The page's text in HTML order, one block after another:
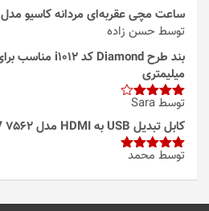
ساعت مچی عقربه‌ای مردانه کاسیو مدل GBA-800-1ADR
توسط حسن زاده
میلیمتری
امتیاز4
از 5
توسط Sara
کابل تبدیل USB به HDMI مدل 3in1 HDTV 7562
امتیاز5از
توسط محمد